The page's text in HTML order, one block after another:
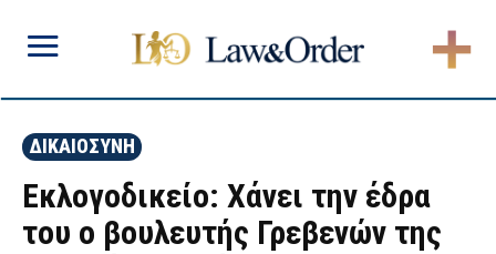
ΔΙΚΑΙΟΣΥΝΗ
Εκλογοδικείο: Χάνει την έδρα
του ο βουλευτής Γρεβενών της